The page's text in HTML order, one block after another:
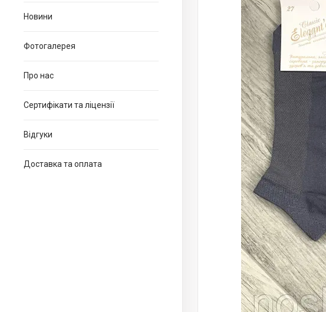
Новини
Фотогалерея
Про нас
Сертифікати та ліцензії
Відгуки
Доставка та оплата